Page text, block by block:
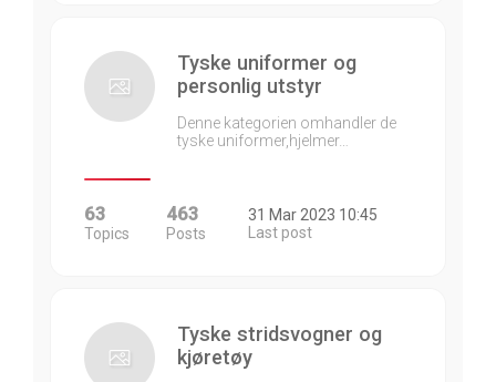
Tyske uniformer og
personlig utstyr
Denne kategorien omhandler de
tyske uniformer,hjelmer…
63
Topics
463
Posts
31 Mar 2023 10:45
Last post
Tyske stridsvogner og
kjøretøy